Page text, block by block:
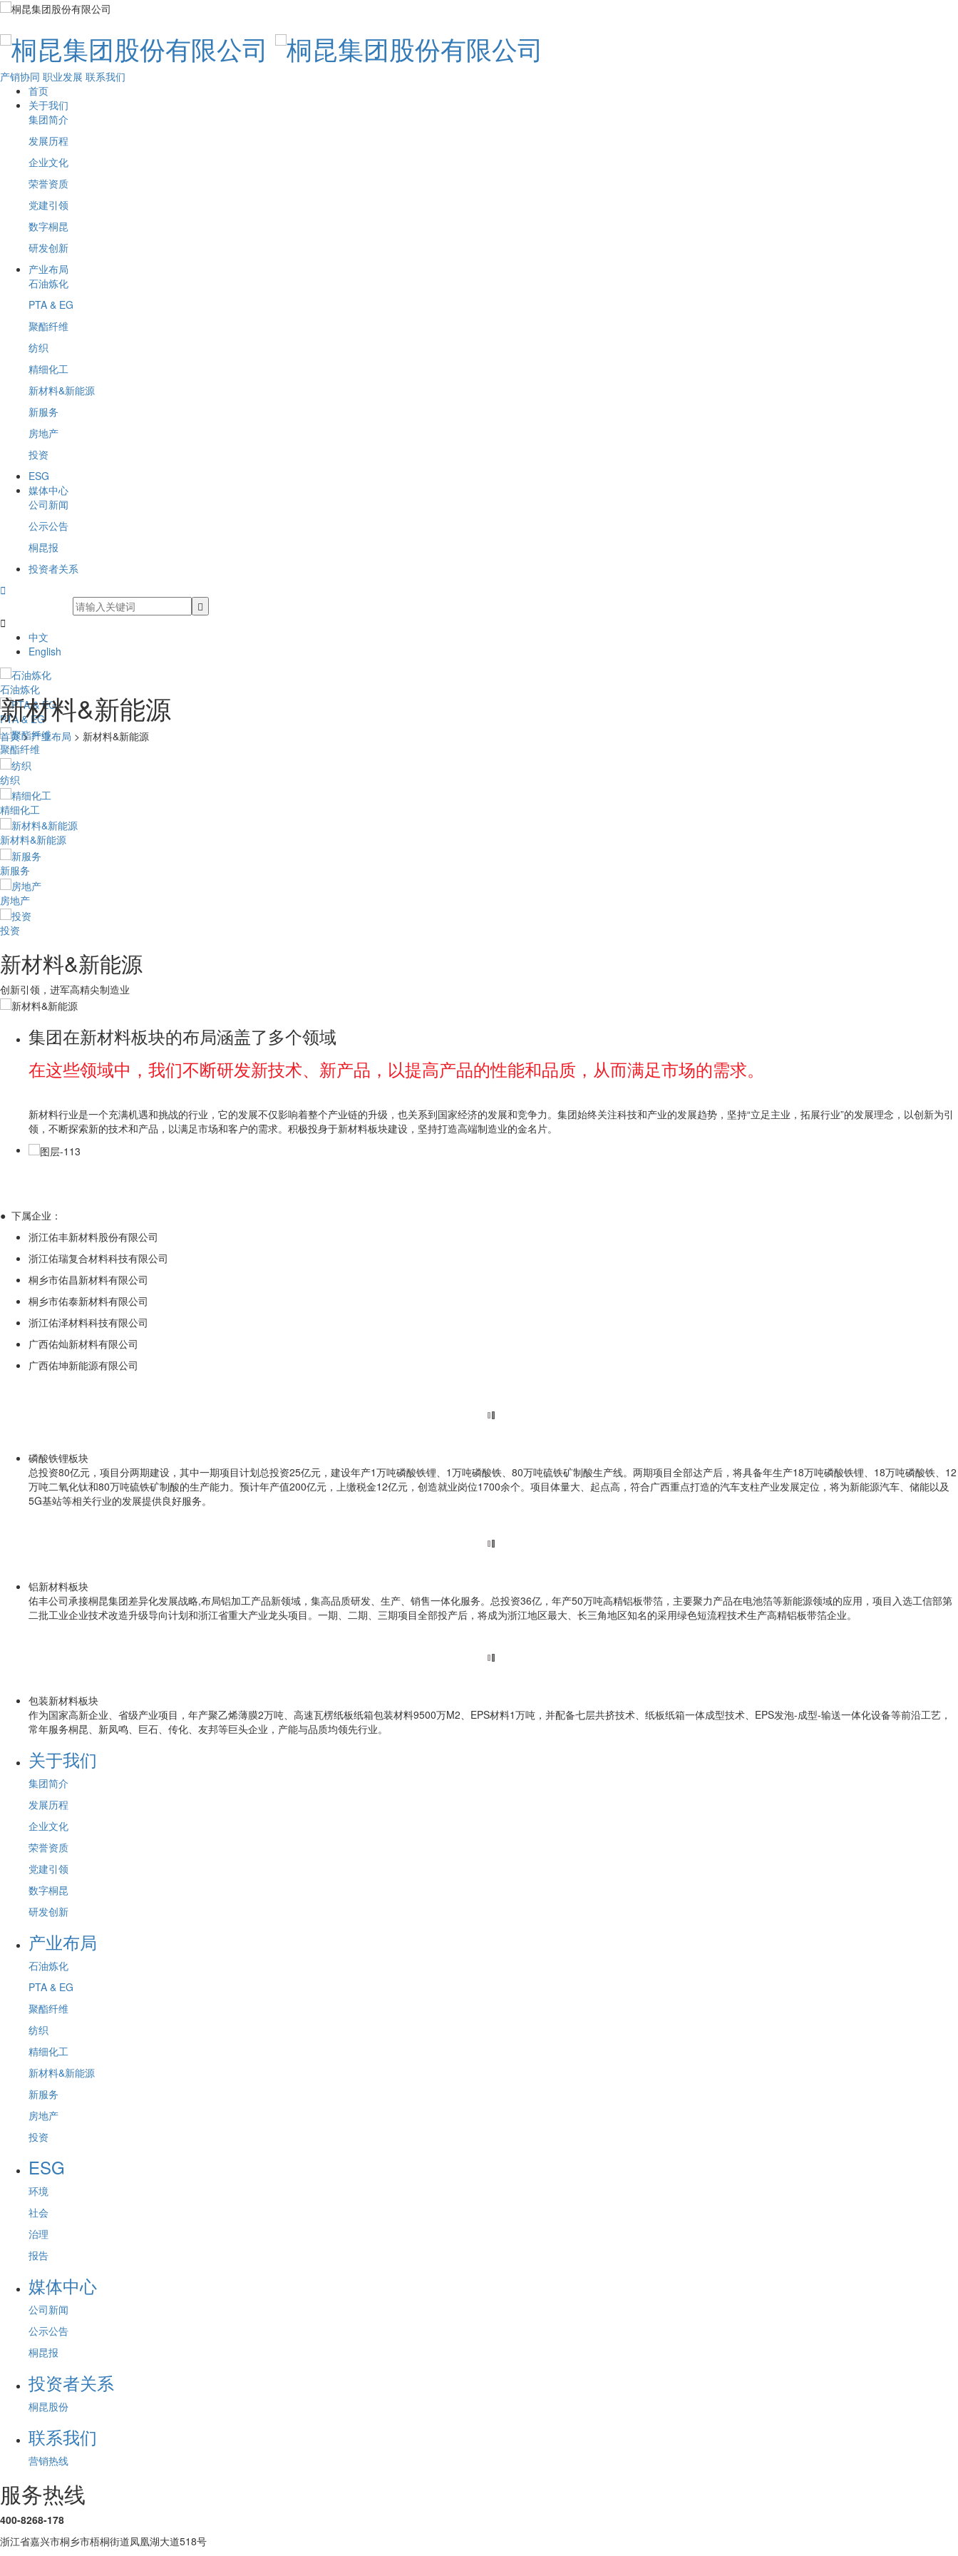
产销协同 职业发展 联系我们
首页
关于我们
集团简介
发展历程
企业文化
荣誉资质
党建引领
数字桐昆
研发创新
产业布局
石油炼化
PTA & EG
聚酯纤维
纺织
精细化工
新材料&新能源
新服务
房地产
投资
ESG
媒体中心
公司新闻
公示公告
桐昆报
投资者关系


中文
English
新材料&新能源
首页>产业布局 > 新材料&新能源
石油炼化
PTA & EG
聚酯纤维
纺织
精细化工
新材料&新能源
新服务
房地产
投资
新材料&新能源
创新引领，进军高精尖制造业
集团在新材料板块的布局涵盖了多个领域
在这些领域中，我们不断研发新技术、新产品，以提高产品的性能和品质，从而满足市场的需求。
新材料行业是一个充满机遇和挑战的行业，它的发展不仅影响着整个产业链的升级，也关系到国家经济的发展和竞争力。集团始终关注科技和产业的发展趋势，坚持“立足主业，拓展行业”的发展理念，以创新为引
领，不断探索新的技术和产品，以满足市场和客户的需求。积极投身于新材料板块建设，坚持打造高端制造业的金名片。
● 下属企业：
浙江佑丰新材料股份有限公司
浙江佑瑞复合材料科技有限公司
桐乡市佑昌新材料有限公司
桐乡市佑泰新材料有限公司
浙江佑泽材料科技有限公司
广西佑灿新材料有限公司
广西佑坤新能源有限公司
磷酸铁锂板块
总投资80亿元，项目分两期建设，其中一期项目计划总投资25亿元，建设年产1万吨磷酸铁锂、1万吨磷酸铁、80万吨硫铁矿制酸生产线。两期项目全部达产后，将具备年生产18万吨磷酸铁锂、18万吨磷酸铁、12
万吨二氧化钛和80万吨硫铁矿制酸的生产能力。预计年产值200亿元，上缴税金12亿元，创造就业岗位1700余个。项目体量大、起点高，符合广西重点打造的汽车支柱产业发展定位，将为新能源汽车、储能以及
5G基站等相关行业的发展提供良好服务。
铝新材料板块
佑丰公司承接桐昆集团差异化发展战略,布局铝加工产品新领域，集高品质研发、生产、销售一体化服务。总投资36亿，年产50万吨高精铝板带箔，主要聚力产品在电池箔等新能源领域的应用，项目入选工信部第
二批工业企业技术改造升级导向计划和浙江省重大产业龙头项目。一期、二期、三期项目全部投产后，将成为浙江地区最大、长三角地区知名的采用绿色短流程技术生产高精铝板带箔企业。
包装新材料板块
作为国家高新企业、省级产业项目，年产聚乙烯薄膜2万吨、高速瓦楞纸板纸箱包装材料9500万M2、EPS材料1万吨，并配备七层共挤技术、纸板纸箱一体成型技术、EPS发泡-成型-输送一体化设备等前沿工艺，
常年服务桐昆、新凤鸣、巨石、传化、友邦等巨头企业，产能与品质均领先行业。
关于我们
集团简介
发展历程
企业文化
荣誉资质
党建引领
数字桐昆
研发创新
产业布局
石油炼化
PTA & EG
聚酯纤维
纺织
精细化工
新材料&新能源
新服务
房地产
投资
ESG
环境
社会
治理
报告
媒体中心
公司新闻
公示公告
桐昆报
投资者关系
桐昆股份
联系我们
营销热线
服务热线
400-8268-178
浙江省嘉兴市桐乡市梧桐街道凤凰湖大道518号